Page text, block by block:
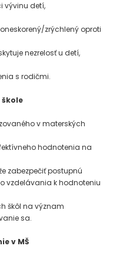
vývinu detí,
zrýchlený oproti
nezrelosť u detí,
s rodičmi.
v materských
hodnotenia na
zabezpečiť postupnú
vzdelávania k hodnoteniu
škôl na význam
sa.
v MŠ